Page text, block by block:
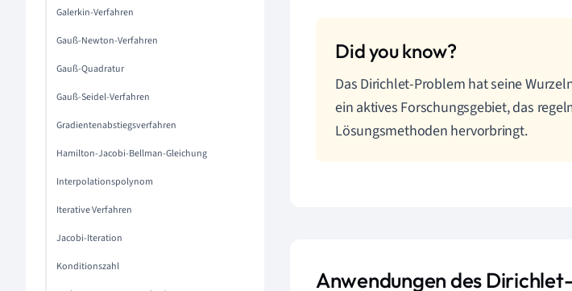
Galerkin-Verfahren
Gauß-Newton-Verfahren
Gauß-Quadratur
Gauß-Seidel-Verfahren
Gradientenabstiegsverfahren
Hamilton-Jacobi-Bellman-Gleichung
Interpolationspolynom
Iterative Verfahren
Jacobi-Iteration
Konditionszahl
Das Dirichlet-Problem hat seine
ein aktives Forschungsgebiet, das
Lösungsmethoden hervorbringt.
Anwendungen des